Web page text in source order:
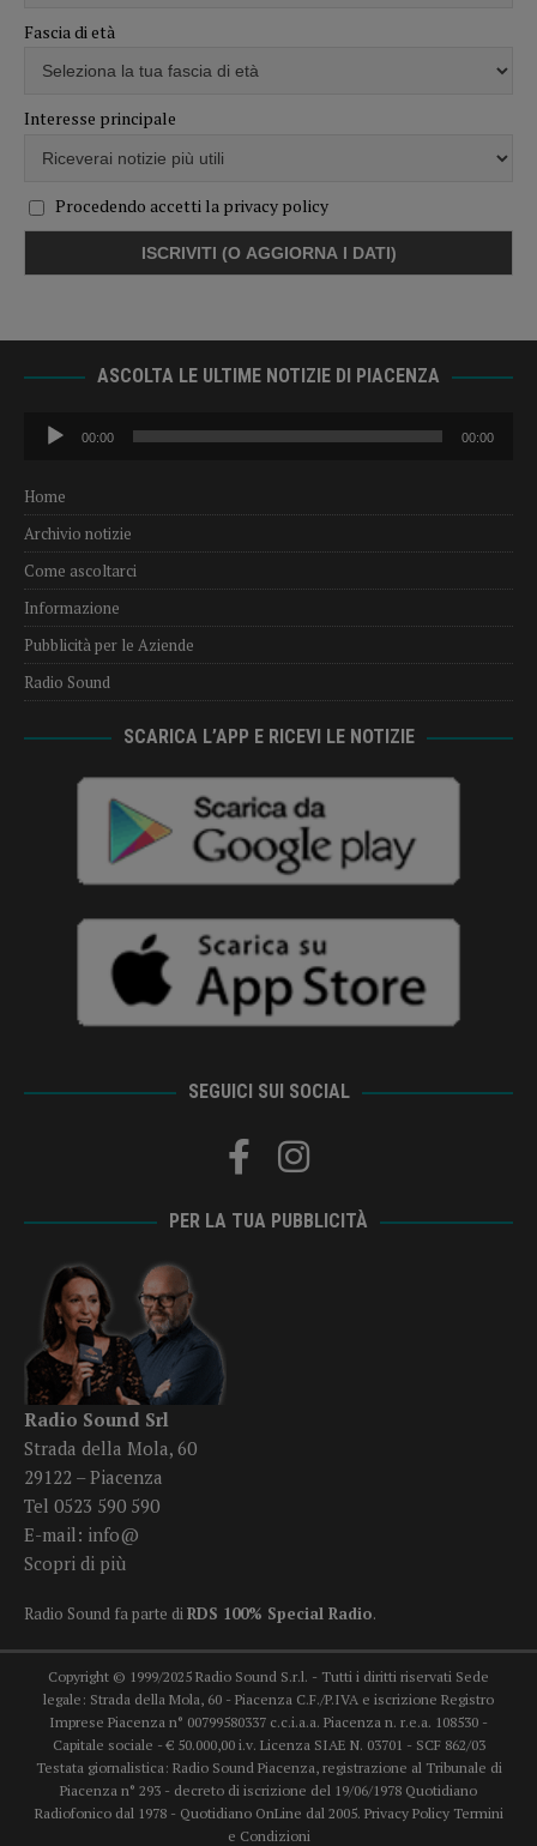
Fascia di età
Interesse principale
Procedendo accetti la privacy policy
ASCOLTA LE ULTIME NOTIZIE DI PIACENZA
Audio
Player
00:00 00:00
Home
Archivio notizie
Come ascoltarci
Informazione
Pubblicità per le Aziende
Radio Sound
SCARICA L’APP E RICEVI LE NOTIZIE
SEGUICI SUI SOCIAL
PER LA TUA PUBBLICITÀ
Radio Sound Srl
Strada della Mola, 60
29122 – Piacenza
Tel 0523 590 590
E-mail: info@
Scopri di più
Radio Sound fa parte diRDS 100% Special Radio.
Copyright © 1999/2025 Radio Sound S.r.l. - Tutti i diritti riservati Sede
legale: Strada della Mola, 60 - Piacenza C.F./P.IVA e iscrizione Registro
Imprese Piacenza n° 00799580337 c.c.i.a.a. Piacenza n. r.e.a. 108530 -
Capitale sociale - € 50.000,00 i.v. Licenza SIAE N. 03701 - SCF 862/03
Testata giornalistica: Radio Sound Piacenza, registrazione al Tribunale di
Piacenza n° 293 - decreto di iscrizione del 19/06/1978 Quotidiano
Radiofonico dal 1978 - Quotidiano OnLine dal 2005. Privacy Policy Termini
e Condizioni